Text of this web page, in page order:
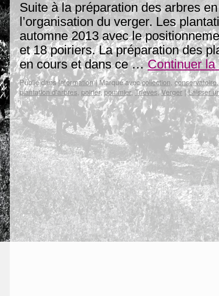
Suite à la préparation des arbres
l’organisation du verger. Les
automne 2013 avec le
et 18 poiriers. La préparation des
en cours et dans ce …Continuer
Publié dans Information|Marqué aveccollection,conservatoire
plantation d'arbres, poirier,pommier, Trièves,Verger |Laisser